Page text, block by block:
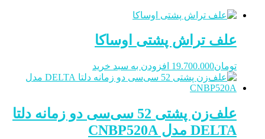
علف تراش پشتی اوساکا
تومان19.700.000 افزودن به سبد خرید
علف‌زن پشتی 52 سی‌سی دو زمانه دلتا
DELTA مدل CNBP520A